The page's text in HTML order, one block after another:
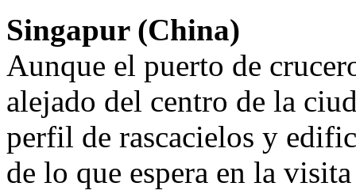
Singapur (China)
Aunque el puerto de
alejado del centro de la
perfil de rascacielos y
de lo que espera en la